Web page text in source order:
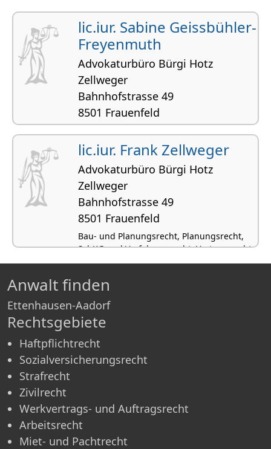
lic.iur. Sabine Geissbühler-
Freyenmuth
Advokaturbüro Bürgi Hotz
Zellweger
Bahnhofstrasse 49
8501 Frauenfeld
Ehe- und Konkubinatsrecht,
Verwaltungsrecht
lic.iur. Frank Zellweger
Advokaturbüro Bürgi Hotz
Zellweger
Bahnhofstrasse 49
8501 Frauenfeld
Bau- und Planungsrecht, Planungsrecht,
SchKG und Verfahrensrecht, Vertragsrecht,
Erbrecht
Anwalt finden
Ettenhausen-Aadorf
Rechtsgebiete
Haftpflichtrecht
Sozialversicherungsrecht
Strafrecht
Zivilrecht
Werkvertrags- und Auftragsrecht
Arbeitsrecht
Miet- und Pachtrecht